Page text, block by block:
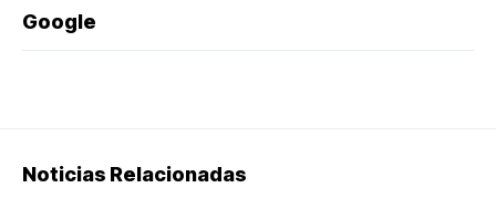
Google
Noticias Relacionadas